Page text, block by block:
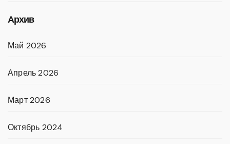
Архив
Май 2026
Апрель 2026
Март 2026
Октябрь 2024